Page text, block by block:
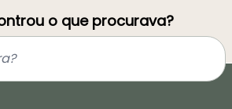
o que procurava?